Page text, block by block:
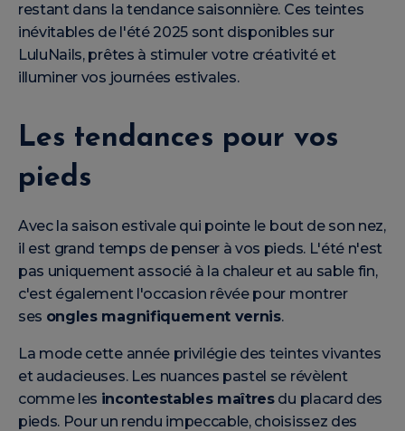
restant dans la tendance saisonnière. Ces teintes
inévitables de l'été 2025 sont disponibles sur
LuluNails, prêtes à stimuler votre créativité et
illuminer vos journées estivales.
Les tendances pour vos
pieds
Avec la saison estivale qui pointe le bout de son nez,
il est grand temps de penser à vos pieds. L'été n'est
pas uniquement associé à la chaleur et au sable fin,
c'est également l'occasion rêvée pour montrer
ses ongles magnifiquement vernis.
La mode cette année privilégie des teintes vivantes
et audacieuses. Les nuances pastel se révèlent
comme les incontestables maîtresdu placard des
pieds. Pour un rendu impeccable, choisissez des